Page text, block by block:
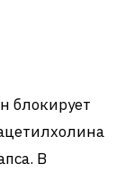
блокирует
В